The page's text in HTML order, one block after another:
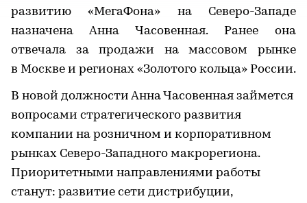
развитию «МегаФона» на Северо-Западе
назначена Анна Часовенная. Ранее она
отвечала за продажи на массовом рынке
в Москве и регионах «Золотого кольца» России.
В новой должности Анна Часовенная займется
вопросами стратегического развития
компании на розничном и корпоративном
рынках Северо-Западного макрорегиона.
Приоритетными направлениями работы
станут: развитие сети дистрибуции,